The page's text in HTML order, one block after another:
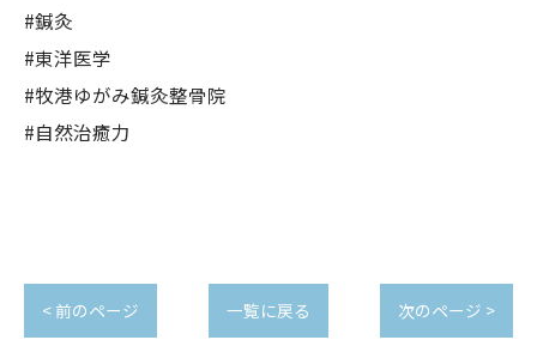
#鍼灸
#東洋医学
#牧港ゆがみ鍼灸整骨院
#自然治癒力
< 前のページ 一覧に戻る 次のページ >